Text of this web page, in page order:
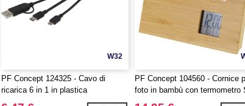
W32
PF Concept 124325 - Cavo di
ricarica 6 in 1 in plastica
riciclata/bambù con portachiavi
PF Concept 104560 - Cornice
foto in bambù con termometro